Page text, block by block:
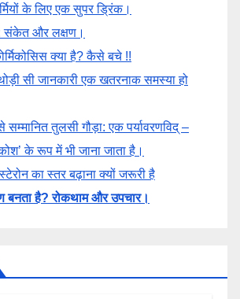
के लिए एक सुपर ड्रिंक।
संकेत और लक्षण।
क्या है? कैसे बचे !!
सी जानकारी एक खतरनाक समस्या हो
सम्मानित तुलसी गौड़ा: एक पर्यावरणविद् –
के रूप में भी जाना जाता है।
का स्तर बढ़ाना क्यों जरूरी है
बनता है? रोकथाम और उपचार।